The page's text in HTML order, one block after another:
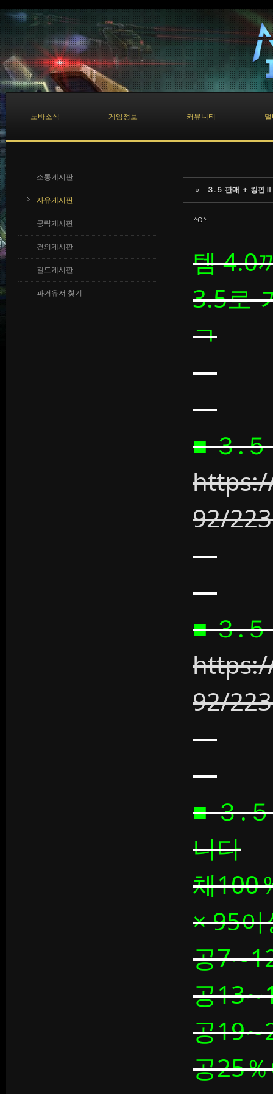
노바소식 게임정보 커뮤니티
소통게시판
자유게시판
공략게시판
건의게시판
길드게시판
과거유저 찾기
○ ３.５ 판매 ＋ 킹핀
^O^
템 4.0
3.5로
ㄱ
■ ３.
92/
■ ３.
92/
■ ３.
니다
체100
× 95이
공
공
공
공25
Sketchbook5, 스케치북5
Sketchbook5, 스케치북5